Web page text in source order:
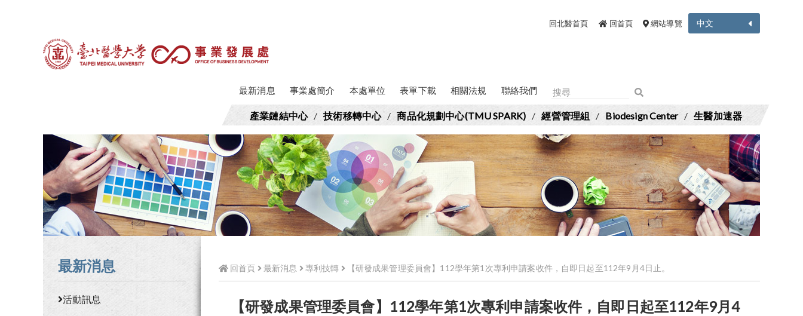
回北醫首頁 回首頁 網站導覽 中文
最新消息 事業處簡介 本處單位 表單下載 相關法規 聯絡我們
產業鏈結中心 / 技術移轉中心 / 商品化規劃中心(TMU SPARK) / 經營管理組 / Biodesign Center / 生醫加速器
最新消息
活動訊息
回首頁 最新消息 專利技轉 【研發成果管理委員會】112學年第1次專利申請案收件，自即日起至112年9月4日止。
【研發成果管理委員會】112學年第1次專利申請案收件，自即日起至112年9月4